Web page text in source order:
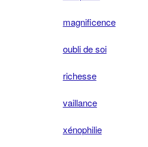
magnificence
oubli de soi
richesse
vaillance
xénophilie